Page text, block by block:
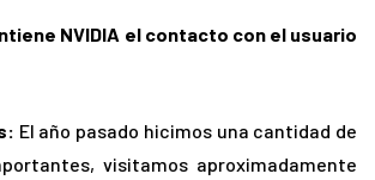
NVIDIA el contacto con el usuario
El año pasado hicimos una cantidad de
visitamos aproximadamente